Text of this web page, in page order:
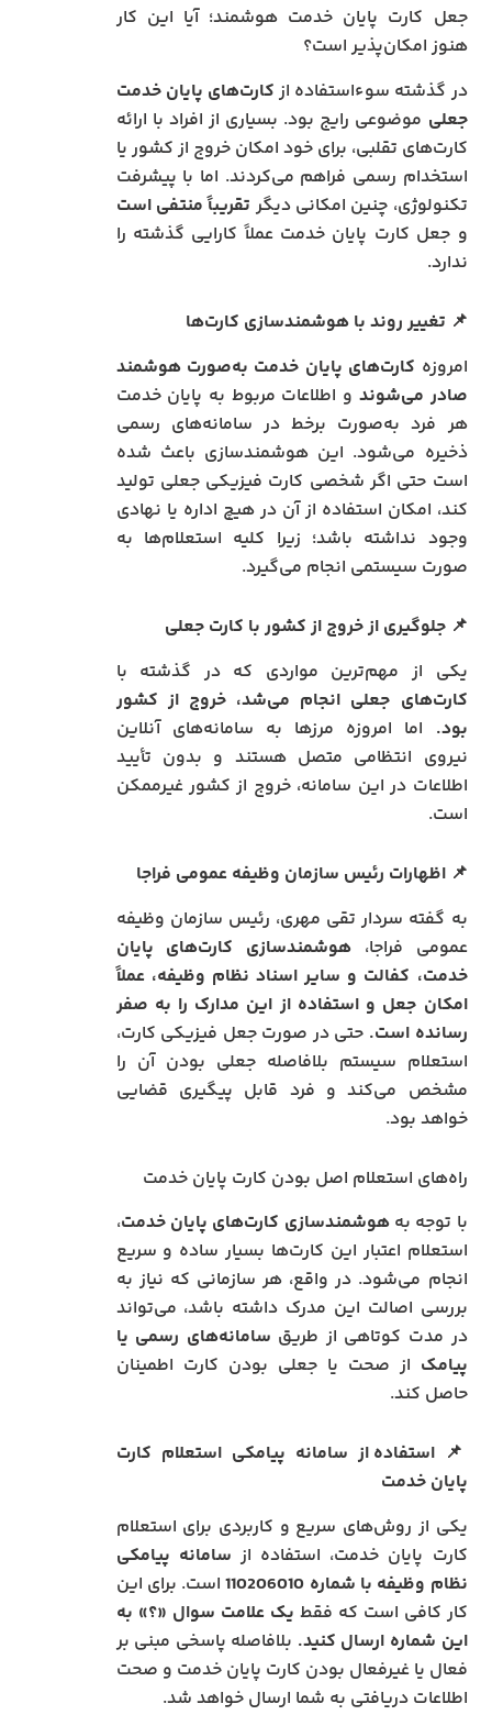
جعل کارت پایان خدمت هوشمند؛ آیا این کار
هنوز امکان‌پذیر است؟
در گذشته سوءاستفاده از کارت‌های پایان خدمت
جعلی موضوعی رایج بود. بسیاری از افراد با ارائه
کارت‌های تقلبی، برای خود امکان خروج از کشور یا
استخدام رسمی فراهم می‌کردند. اما با پیشرفت
تکنولوژی، چنین امکانی دیگر تقریباً منتفی است
و جعل کارت پایان خدمت عملاً کارایی گذشته را
ندارد.
📌 تغییر روند با هوشمندسازی کارت‌ها
امروزه کارت‌های پایان خدمت به‌صورت هوشمند
صادر می‌شوند و اطلاعات مربوط به پایان خدمت
هر فرد به‌صورت برخط در سامانه‌های رسمی
ذخیره می‌شود. این هوشمندسازی باعث شده
است حتی اگر شخصی کارت فیزیکی جعلی تولید
کند، امکان استفاده از آن در هیچ اداره یا نهادی
وجود نداشته باشد؛ زیرا کلیه استعلام‌ها به
صورت سیستمی انجام می‌گیرد.
📌جلوگیری از خروج از کشور با کارت جعلی
یکی از مهم‌ترین مواردی که در گذشته با
کارت‌های جعلی انجام می‌شد، خروج از کشور
بود. اما امروزه مرزها به سامانه‌های آنلاین
نیروی انتظامی متصل هستند و بدون تأیید
اطلاعات در این سامانه، خروج از کشور غیرممکن
است.
📌اظهارات رئیس سازمان وظیفه عمومی فراجا
به گفته سردار تقی مهری، رئیس سازمان وظیفه
عمومی فراجا، هوشمندسازی کارت‌های پایان
خدمت، کفالت و سایر اسناد نظام وظیفه، عملاً
امکان جعل و استفاده از این مدارک را به صفر
رسانده است. حتی در صورت جعل فیزیکی کارت،
استعلام سیستم بلافاصله جعلی بودن آن را
مشخص می‌کند و فرد قابل پیگیری قضایی
خواهد بود.
راه‌های استعلام اصل بودن کارت پایان خدمت
با توجه بههوشمندسازی کارت‌های پایان خدمت،
استعلام اعتبار این کارت‌ها بسیار ساده و سریع
انجام می‌شود. در واقع، هر سازمانی که نیاز به
بررسی اصالت این مدرک داشته باشد، می‌تواند
در مدت کوتاهی از طریق سامانه‌های رسمی یا
پیامک از صحت یا جعلی بودن کارت اطمینان
حاصل کند.
📌استفاده از سامانه پیامکی استعلام کارت
پایان خدمت
یکی از روش‌های سریع و کاربردی برای استعلام
کارت پایان خدمت، استفاده از سامانه پیامکی
نظام وظیفه با شماره 110206010
است. برای این
کار کافی است که فقط یک علامت سوال «؟» به
این شماره ارسال کنید. بلافاصله پاسخی مبنی بر
فعال یا غیرفعال بودن کارت پایان خدمت و صحت
اطلاعات دریافتی به شما ارسال خواهد شد.